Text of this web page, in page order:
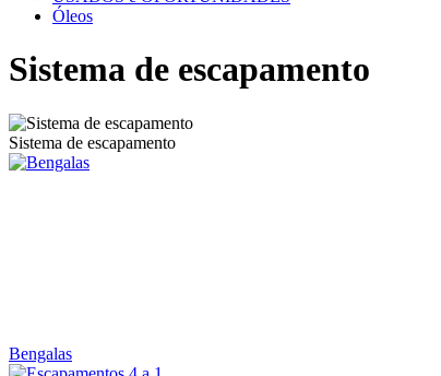
Óleos
Sistema de escapamento
Sistema de escapamento
Bengalas